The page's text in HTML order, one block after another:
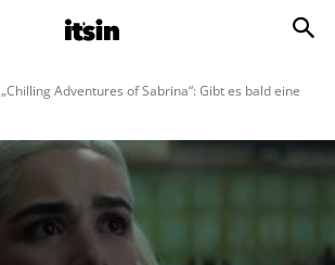
„Chilling Adventures of Sabrina“: Gibt es bald eine